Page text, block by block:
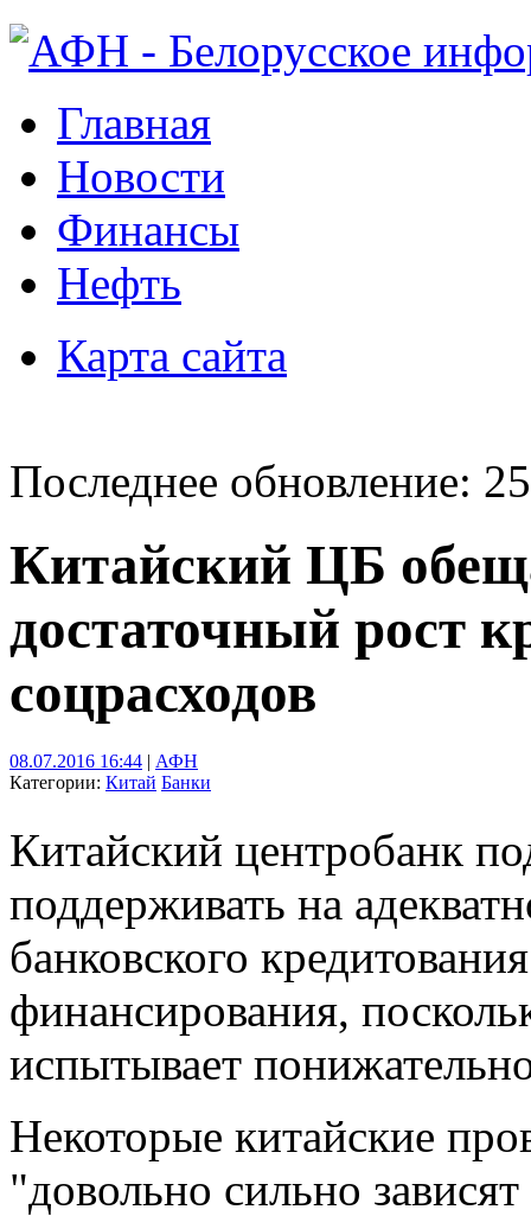
Главная
Новости
Финансы
Нефть
Карта сайта
Последнее обновление:
Китайский ЦБ
достаточный рост
соцрасходов
08.07.2016 16:44 | АФН
Категории: Китай Банки
Китайский центробанк
поддерживать на
банковского
финансирования,
испытывает
Некоторые китайские
"довольно сильно